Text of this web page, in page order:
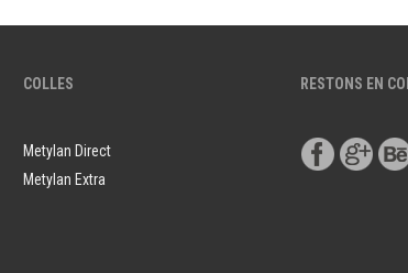
COLLES
Metylan Direct
Metylan Extra
RESTONS EN